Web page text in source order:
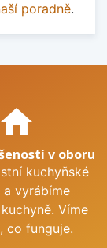
poradně.
home
v oboru
kuchyňské
a vyrábíme
Víme
co funguje.